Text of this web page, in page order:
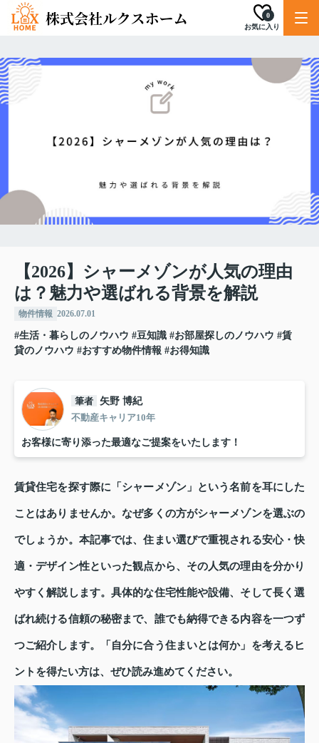
お気に入り
0
【2026】シャーメゾンが人気の理由
は？魅力や選ばれる背景を解説
物件情報 2026.07.01
#生活・暮らしのノウハウ #豆知識 #お部屋探しのノウハウ #賃
貸のノウハウ #おすすめ物件情報 #お得知識
筆者 矢野 博紀
不動産キャリア10年
お客様に寄り添った最適なご提案をいたします！
賃貸住宅を探す際に「シャーメゾン」という名前を耳にした
ことはありませんか。なぜ多くの方がシャーメゾンを選ぶの
でしょうか。本記事では、住まい選びで重視される安心・快
適・デザイン性といった観点から、その人気の理由を分かり
やすく解説します。具体的な住宅性能や設備、そして長く選
ばれ続ける信頼の秘密まで、誰でも納得できる内容を一つず
つご紹介します。「自分に合う住まいとは何か」を考えるヒ
ントを得たい方は、ぜひ読み進めてください。